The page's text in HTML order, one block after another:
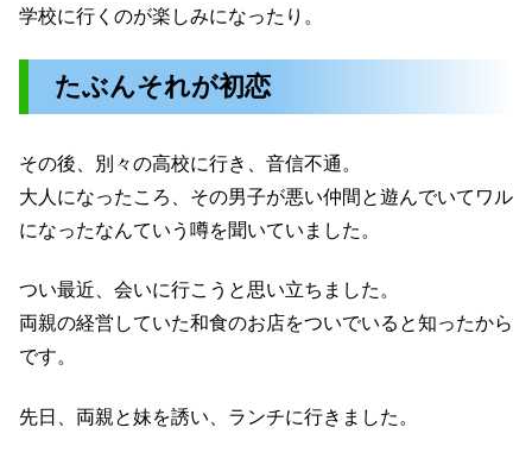
学校に行くのが楽しみになったり。
たぶんそれが初恋
その後、別々の高校に行き、音信不通。
大人になったころ、その男子が悪い仲間と遊んでいてワル
になったなんていう噂を聞いていました。
つい最近、会いに行こうと思い立ちました。
両親の経営していた和食のお店をついでいると知ったから
です。
先日、両親と妹を誘い、ランチに行きました。